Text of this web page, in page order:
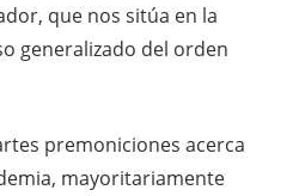
que nos sitúa en la
generalizado del orden
premoniciones acerca
mayoritariamente